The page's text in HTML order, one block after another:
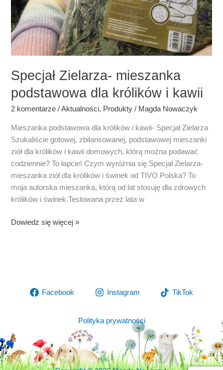
Specjał Zielarza- mieszanka
podstawowa dla królików i kawii
2 komentarze /Aktualności, Produkty / Magda Nowaczyk
Mieszanka podstawowa dla królików i kawii- Specjał Zielarza
Szukaliście gotowej, zbilansowanej, podstawowej mieszanki
ziół dla królików i kawii domowych, którą można podawać
codziennie? To łapcie! Czym wyróżnia się Specjał Zielarza-
mieszanka ziół dla królików i świnek od TIVO Polska? To
moja autorska mieszanka, którą od lat stosuję dla zdrowych
królików i świnek.Testowana przez lata w
Specjał
Dowiedz się więcej »
Facebook Instagram TikTok
Polityka prywatności